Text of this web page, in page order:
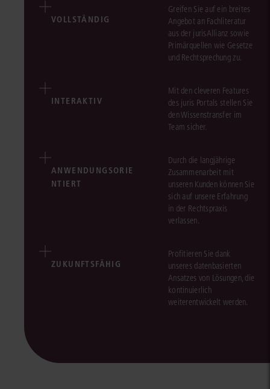
VOLLSTÄNDIG
Greifen Sie auf ein breites
Angebot an Fachliteratur
aus der jurisAllianz sowie
Primärquellen wie Gesetze
und Rechtsprechung zu.
INTERAKTIV
Mit den cleveren Features
des juris Portals stellen Sie
den Wissenstransfer im
Team sicher.
ANWENDUNGSORIE
NTIERT
Durch die langjährige
Zusammenarbeit mit
unseren Kunden können Sie
sich auf unsere Erfahrung
in der Rechtspraxis
verlassen.
ZUKUNFTSFÄHIG
Profitieren Sie dank
unseres datenbasierten
Ansatzes von Lösungen, die
kontinuierlich
weiterentwickelt werden.